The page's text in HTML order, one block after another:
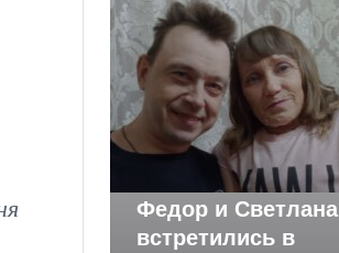
Федор и Светлана
встретились в